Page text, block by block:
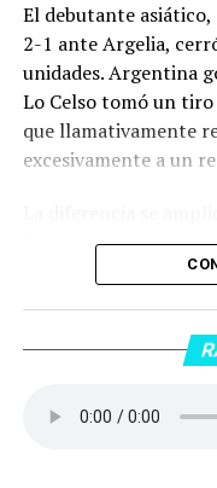
El debutante
2-1 ante Argelia,
unidades. Argentina
Lo Celso tomó un
que llamativamente
excesivamente a un
Lautaro Martínez
anotó su primer gol
dentro del área
una segunda pelota
patada en la cara